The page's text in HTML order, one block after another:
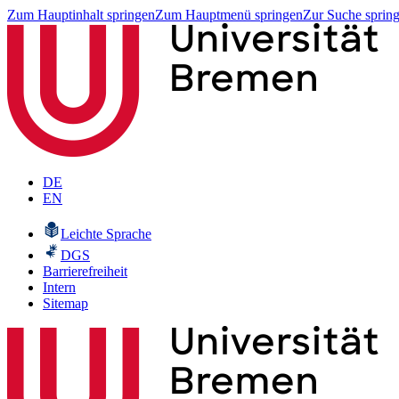
Zum Hauptinhalt springenZum Hauptmenü springenZur Suche
DE
EN
Leichte Sprache
DGS
Barrierefreiheit
Intern
Sitemap